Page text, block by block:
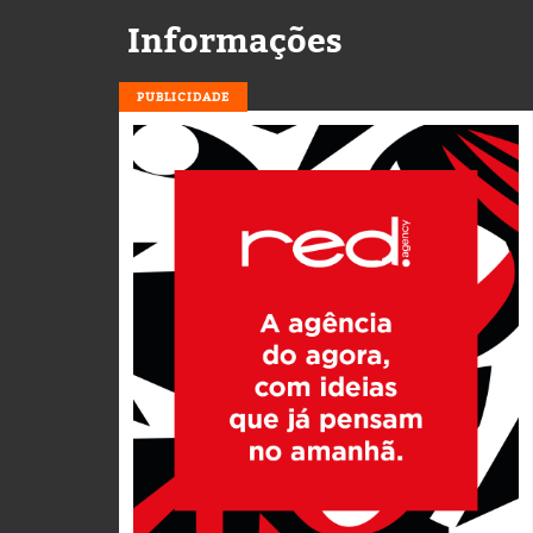
Informações
PUBLICIDADE